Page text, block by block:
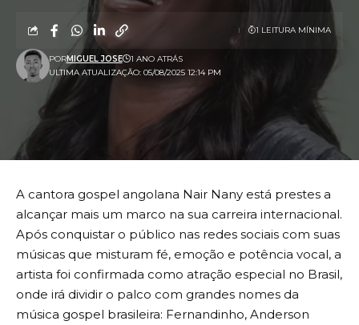
ULTIMA ATUALIZAÇÃO: 05/08/2025 12:14 PM
PORMIGUEL JOSE 1 ANO ATRÁS
1 LEITURA MÍNIMA
A cantora gospel angolana Nair Nany está prestes a
alcançar mais um marco na sua carreira internacional.
Após conquistar o público nas redes sociais com suas
músicas que misturam fé, emoção e potência vocal, a
artista foi confirmada como atração especial no Brasil,
onde irá dividir o palco com grandes nomes da
música gospel brasileira: Fernandinho, Anderson